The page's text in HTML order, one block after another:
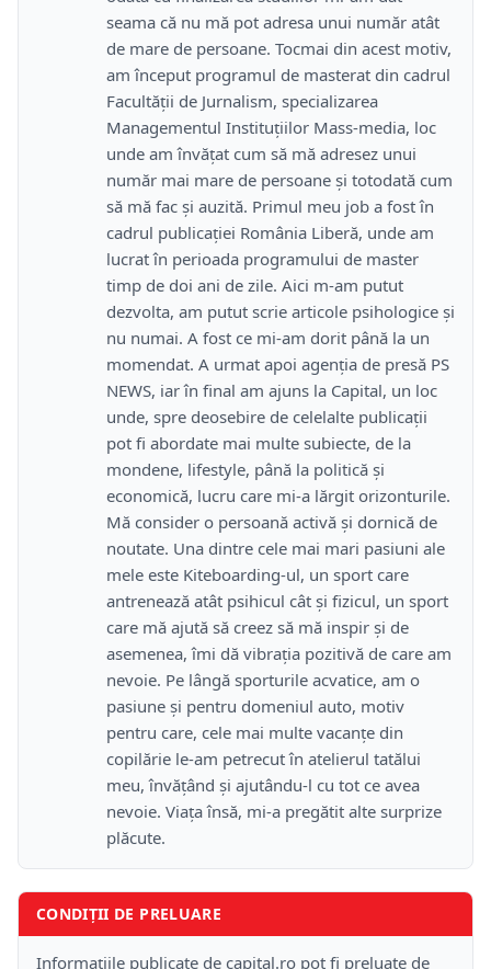
seama că nu mă pot adresa unui număr atât
de mare de persoane. Tocmai din acest motiv,
am început programul de masterat din cadrul
Facultății de Jurnalism, specializarea
Managementul Instituțiilor Mass-media, loc
unde am învățat cum să mă adresez unui
număr mai mare de persoane și totodată cum
să mă fac și auzită. Primul meu job a fost în
cadrul publicației România Liberă, unde am
lucrat în perioada programului de master
timp de doi ani de zile. Aici m-am putut
dezvolta, am putut scrie articole psihologice și
nu numai. A fost ce mi-am dorit până la un
momendat. A urmat apoi agenția de presă PS
NEWS, iar în final am ajuns la Capital, un loc
unde, spre deosebire de celelalte publicații
pot fi abordate mai multe subiecte, de la
mondene, lifestyle, până la politică și
economică, lucru care mi-a lărgit orizonturile.
Mă consider o persoană activă și dornică de
noutate. Una dintre cele mai mari pasiuni ale
mele este Kiteboarding-ul, un sport care
antrenează atât psihicul cât și fizicul, un sport
care mă ajută să creez să mă inspir și de
asemenea, îmi dă vibrația pozitivă de care am
nevoie. Pe lângă sporturile acvatice, am o
pasiune și pentru domeniul auto, motiv
pentru care, cele mai multe vacanțe din
copilărie le-am petrecut în atelierul tatălui
meu, învățând și ajutându-l cu tot ce avea
nevoie. Viața însă, mi-a pregătit alte surprize
plăcute.
CONDIȚII DE PRELUARE
Informațiile publicate de capital.ro pot fi preluate de